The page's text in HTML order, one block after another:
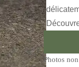
Photos